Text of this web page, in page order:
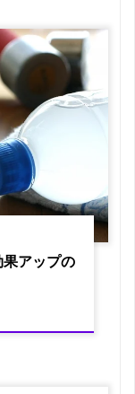
アップの